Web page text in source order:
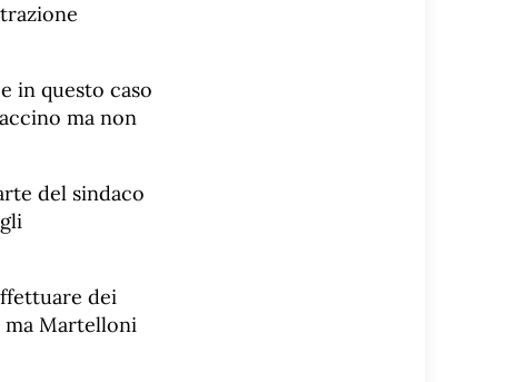
in questo caso
ma non
del sindaco
dei
ma Martelloni